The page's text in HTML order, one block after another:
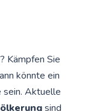
Kämpfen Sie
könnte ein
sein. Aktuelle
sind